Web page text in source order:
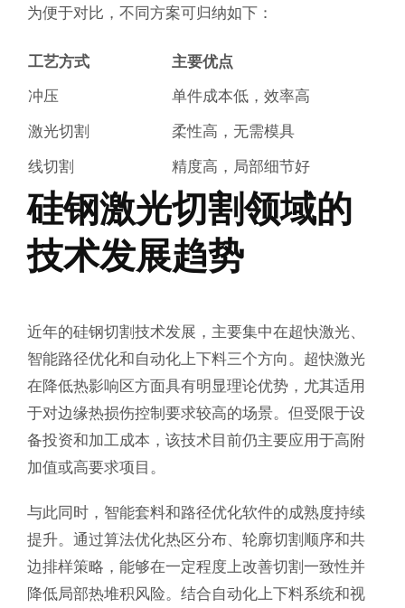
为便于对比，不同方案可归纳如下：
工艺方式
主要优点
冲压
单件成本低，效率高
激光切割
柔性高，无需模具
线切割
精度高，局部细节好
硅钢激光切割领域的
技术发展趋势
近年的硅钢切割技术发展，主要集中在超快激光、
智能路径优化和自动化上下料三个方向。超快激光
在降低热影响区方面具有明显理论优势，尤其适用
于对边缘热损伤控制要求较高的场景。但受限于设
备投资和加工成本，该技术目前仍主要应用于高附
加值或高要求项目。
与此同时，智能套料和路径优化软件的成熟度持续
提升。通过算法优化热区分布、轮廓切割顺序和共
边排样策略，能够在一定程度上改善切割一致性并
降低局部热堆积风险。结合自动化上下料系统和视